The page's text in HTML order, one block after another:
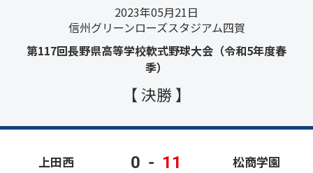
2023年05月21日
信州グリーンローズスタジアム四賀
第117回長野県高等学校軟式野球大会（令和5年度春
季）
【 決勝 】
上田西 0 - 11 松商学園